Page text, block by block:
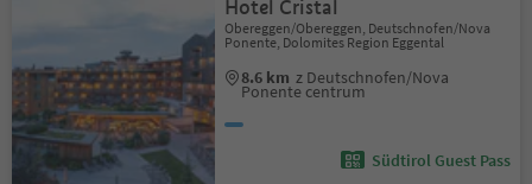
Hotel Cristal
Obereggen/Obereggen, Deutschnofen/Nova
Ponente, Dolomites Region Eggental
8.6 km z Deutschnofen/Nova
Ponente centrum
Südtirol Guest Pass